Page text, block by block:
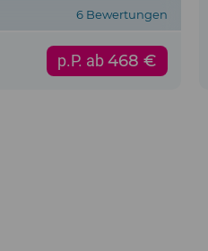
6 Bewertungen
p.P. ab468 €